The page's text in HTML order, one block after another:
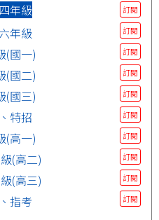
年級 訂閱
年級 訂閱
(國一) 訂閱
(國二) 訂閱
(國三) 訂閱
特招 訂閱
(高一) 訂閱
(高二) 訂閱
(高三) 訂閱
指考 訂閱